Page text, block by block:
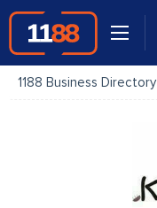
1188 Business Directory